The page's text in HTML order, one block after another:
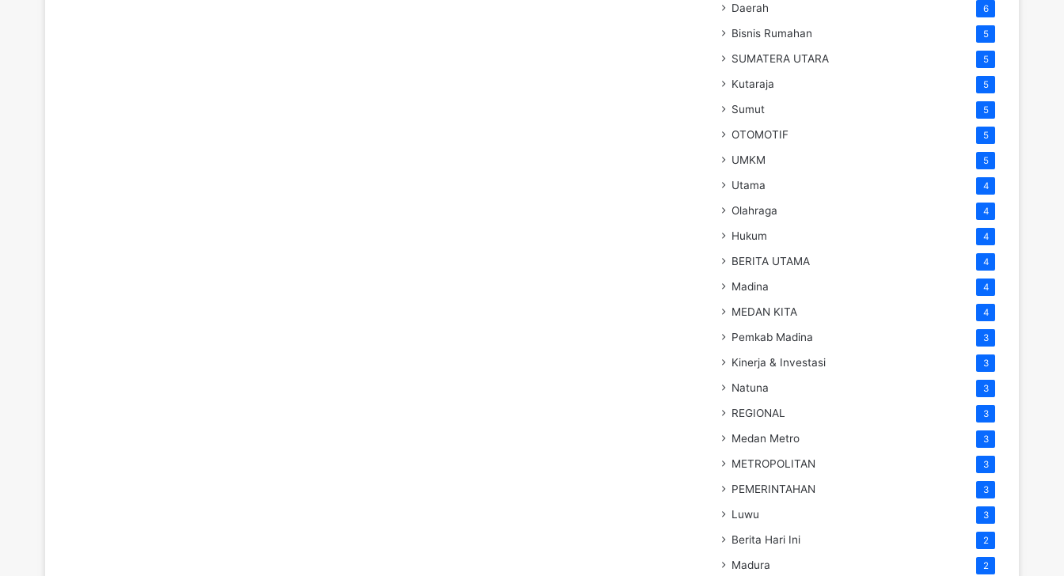
Daerah 6
Bisnis Rumahan 5
SUMATERA UTARA 5
Kutaraja 5
Sumut 5
OTOMOTIF 5
UMKM 5
Utama 4
Olahraga 4
Hukum 4
BERITA UTAMA 4
Madina 4
MEDAN KITA 4
Pemkab Madina 3
Kinerja & Investasi 3
Natuna 3
REGIONAL 3
Medan Metro 3
METROPOLITAN 3
PEMERINTAHAN 3
Luwu 3
Berita Hari Ini 2
Madura 2